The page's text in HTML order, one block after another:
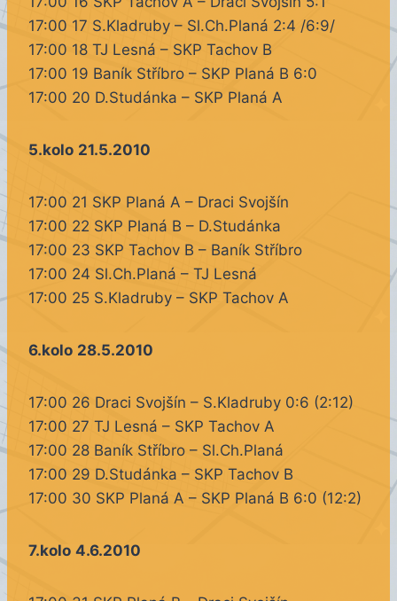
17:00 17 S.Kladruby – Sl.Ch.Planá 2:4 /6:9/
17:00 18 TJ Lesná – SKP Tachov B
17:00 19 Baník Stříbro – SKP Planá B 6:0
17:00 20 D.Studánka – SKP Planá A
5.kolo 21.5.2010
17:00 21 SKP Planá A – Draci Svojšín
17:00 22 SKP Planá B – D.Studánka
17:00 23 SKP Tachov B – Baník Stříbro
17:00 24 Sl.Ch.Planá – TJ Lesná
17:00 25 S.Kladruby – SKP Tachov A
6.kolo 28.5.2010
17:00 26 Draci Svojšín – S.Kladruby 0:6 (2:12)
17:00 27 TJ Lesná – SKP Tachov A
17:00 28 Baník Stříbro – Sl.Ch.Planá
17:00 29 D.Studánka – SKP Tachov B
17:00 30 SKP Planá A – SKP Planá B 6:0 (12:2)
7.kolo 4.6.2010